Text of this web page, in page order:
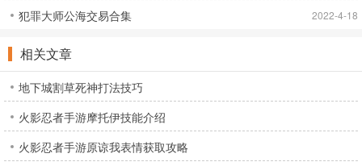
犯罪大师公海交易合集 2022-4-18
相关文章
地下城割草死神打法技巧
火影忍者手游摩托伊技能介绍
火影忍者手游原谅我表情获取攻略